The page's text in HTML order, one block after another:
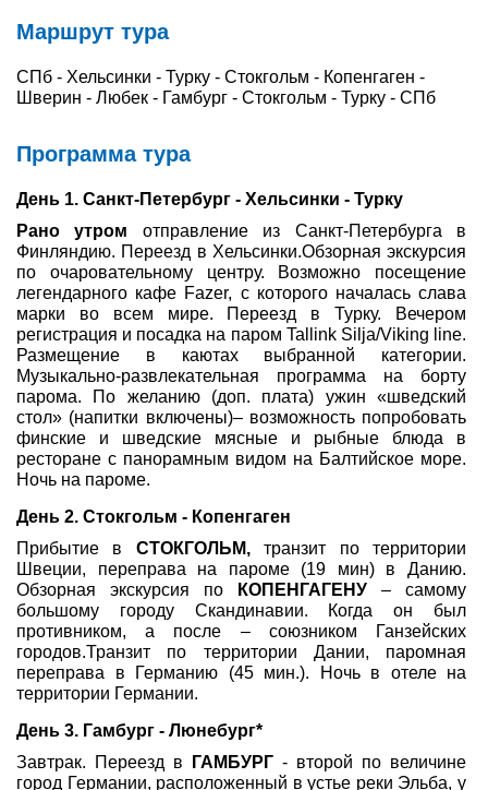
Авиабилеты
Туристическая страховка
О компании
Отзывы
Маршрут тура
СПб - Хельсинки - Турку - Стокгольм - Копенгаген -
Шверин - Любек - Гамбург - Стокгольм - Турку - СПб
Программа тура
День 1. Санкт-Петербург - Хельсинки - Турку
Рано утром отправление из Санкт-Петербурга в
Финляндию. Переезд в Хельсинки.Обзорная экскурсия
по очаровательному центру. Возможно посещение
легендарного кафе Fazer, с которого началась слава
марки во всем мире. Переезд в Турку. Вечером
регистрация и посадка на паром Tallink Silja/Viking line.
Размещение в каютах выбранной категории.
Музыкально-развлекательная программа на борту
парома. По желанию (доп. плата) ужин «шведский
стол» (напитки включены)– возможность попробовать
финские и шведские мясные и рыбные блюда в
ресторане с панорамным видом на Балтийское море.
Ночь на пароме.
День 2. Стокгольм - Копенгаген
Прибытие в СТОКГОЛЬМ,транзит по территории
Швеции, переправа на пароме (19 мин) в Данию.
Обзорная экскурсия по
КОПЕНГАГЕНУ – самому
большому городу Скандинавии. Когда он был
противником, а после – союзником Ганзейских
городов.Транзит по территории Дании, паромная
переправа в Германию (45 мин.). Ночь в отеле на
территории Германии.
День 3. Гамбург - Люнебург*
Завтрак. Переезд в
ГАМБУРГ - второй по величине
город Германии, расположенный в устье реки Эльба, у